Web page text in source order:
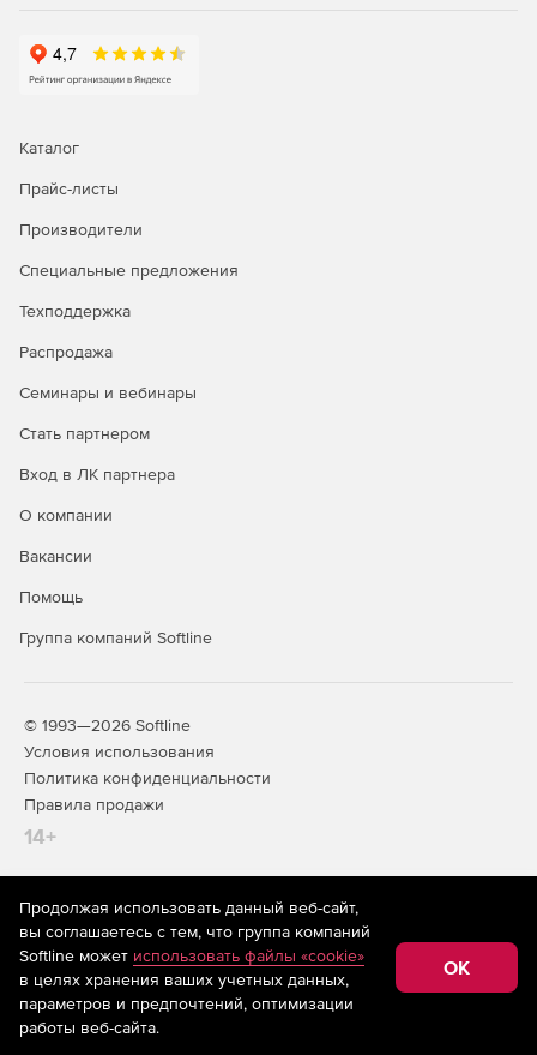
Каталог
Прайс-листы
Производители
Специальные предложения
Техподдержка
Распродажа
Семинары и вебинары
Стать партнером
Вход в ЛК партнера
О компании
Вакансии
Помощь
Группа компаний Softline
© 1993—2026 Softline
Условия использования
Политика конфиденциальности
Правила продажи
14+
На информационном ресурсе store.softline.ru применяются
рекомендательные технологии(информационные технологии
предоставления информации на основе сбора,
систематизации и анализа сведений, относящихся к
предпочтениям пользователей сети «Интернет»,
находящихся на территории Российской Федерации)
Продолжая использовать данный веб-сайт,
вы соглашаетесь с тем, что группа компаний
Softline может использовать файлы «cookie»
в целях хранения ваших учетных данных,
параметров и предпочтений, оптимизации
работы веб-сайта.
OK